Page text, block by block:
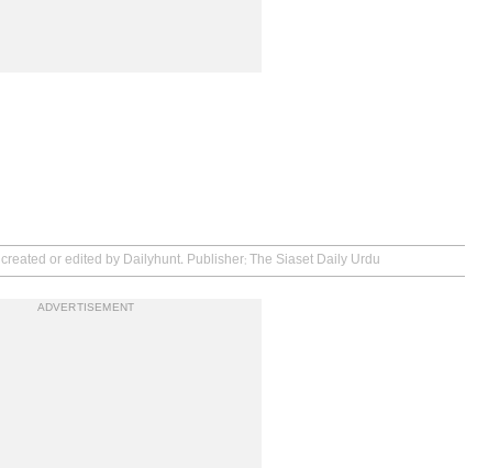
or edited by Dailyhunt. Publisher: The Siaset Daily Urdu
ADVERTISEMENT